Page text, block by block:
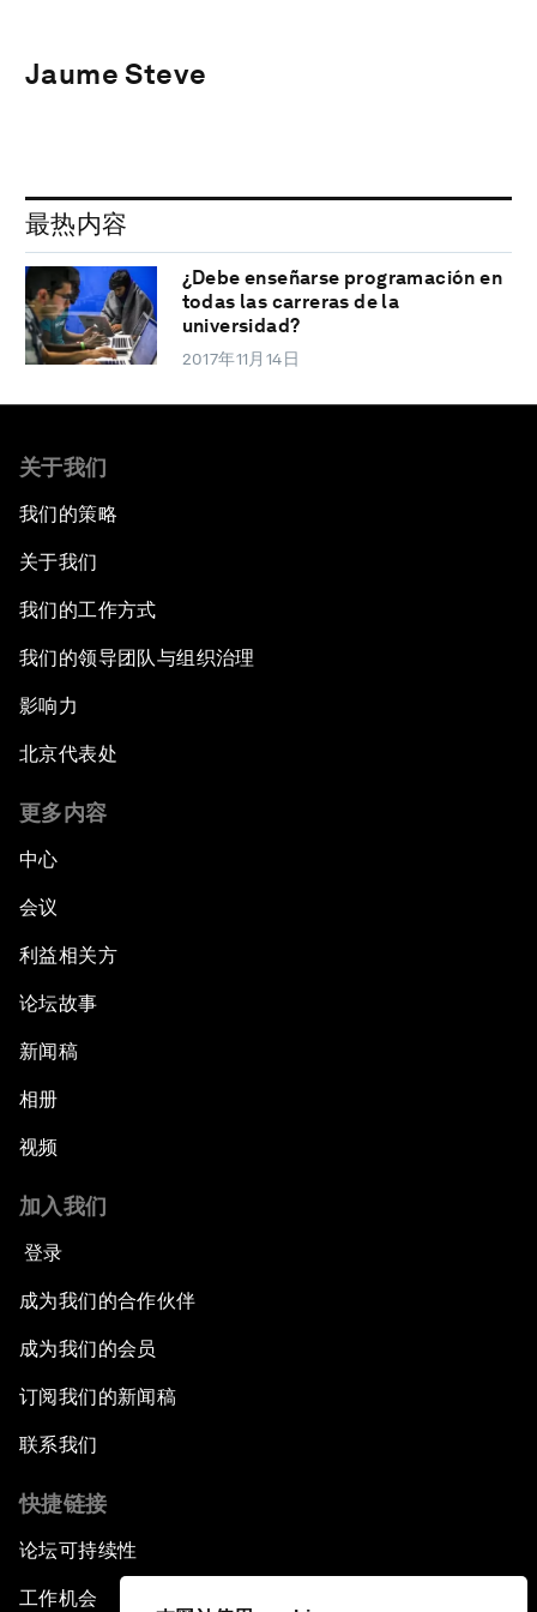
Jaume Steve
最热内容
¿Debe enseñarse programación en
todas las carreras de la
universidad?
2017年11月14日
关于我们
我们的策略
关于我们
我们的工作方式
我们的领导团队与组织治理
影响力
北京代表处
更多内容
中心
会议
利益相关方
论坛故事
新闻稿
相册
视频
加入我们
登录
成为我们的合作伙伴
成为我们的会员
订阅我们的新闻稿
联系我们
快捷链接
论坛可持续性
工作机会